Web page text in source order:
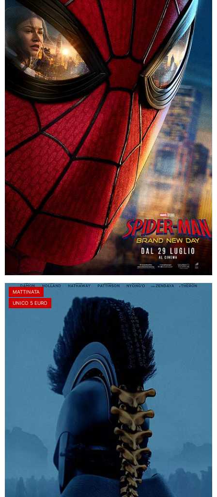
MATTINATA
UNICO 5 EURO